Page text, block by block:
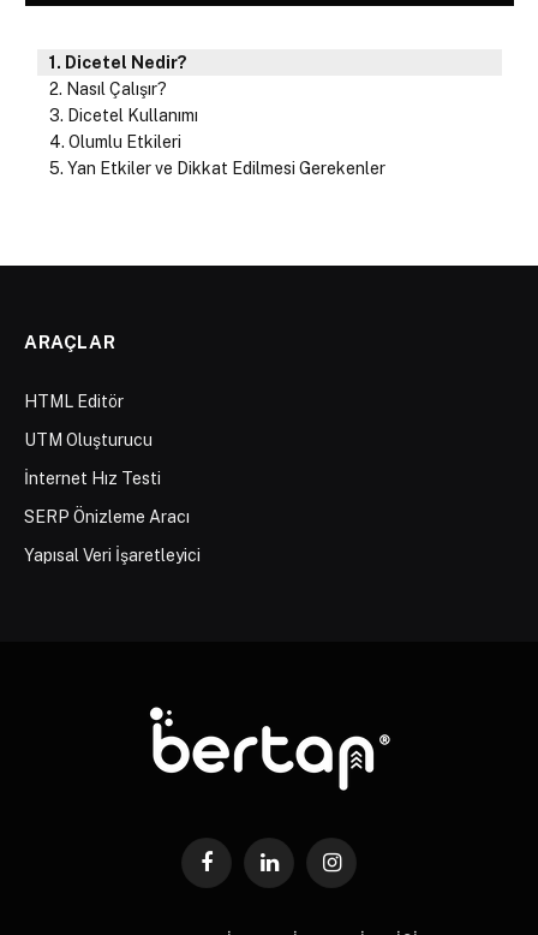
Dicetel Nedir?
Nasıl Çalışır?
Dicetel Kullanımı
Olumlu Etkileri
Yan Etkiler ve Dikkat Edilmesi Gerekenler
ARAÇLAR
HTML Editör
UTM Oluşturucu
İnternet Hız Testi
SERP Önizleme Aracı
Yapısal Veri İşaretleyici
FacebookLinkedInInstagram